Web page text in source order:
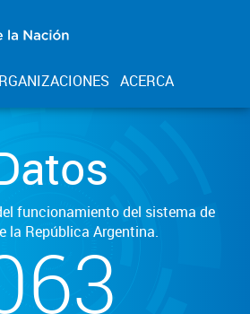
ACERCA
funcionamiento del sistema de
la República Argentina.